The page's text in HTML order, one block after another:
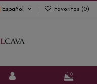
Español Favoritos (0)
0